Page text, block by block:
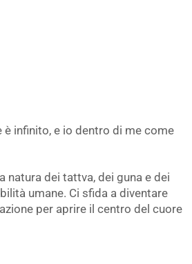
è infinito, e io dentro di me come
natura dei tattva, dei guna e dei
umane. Ci sfida a diventare
per aprire il centro del cuore